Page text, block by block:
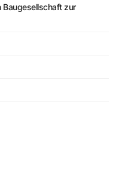
Baugesellschaft zur